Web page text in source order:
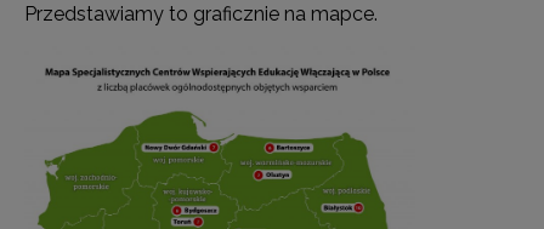
Przedstawiamy to graficznie na mapce.